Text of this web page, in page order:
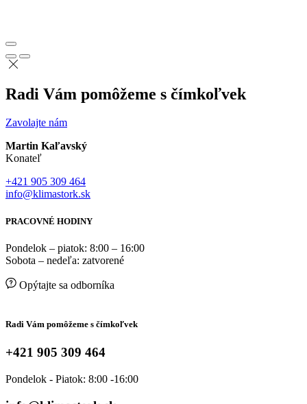
Radi Vám pomôžeme s čímkoľvek
Zavolajte nám
Martin Kaľavský
Konateľ
+421 905 309 464
info@klimastork.sk
PRACOVNÉ HODINY
Pondelok – piatok: 8:00 – 16:00
Sobota – nedeľa: zatvorené
Opýtajte sa odborníka
Radi Vám pomôžeme s čímkoľvek
+421 905 309 464
Pondelok - Piatok: 8:00 -16:00